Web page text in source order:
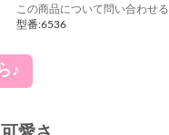
この商品について問い合わせる
型番:6536
♪